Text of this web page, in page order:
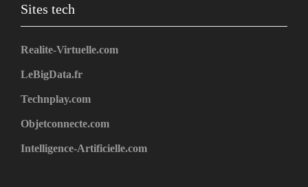
Sites tech
Realite-Virtuelle.com
LeBigData.fr
Technplay.com
Objetconnecte.com
Intelligence-Artificielle.com